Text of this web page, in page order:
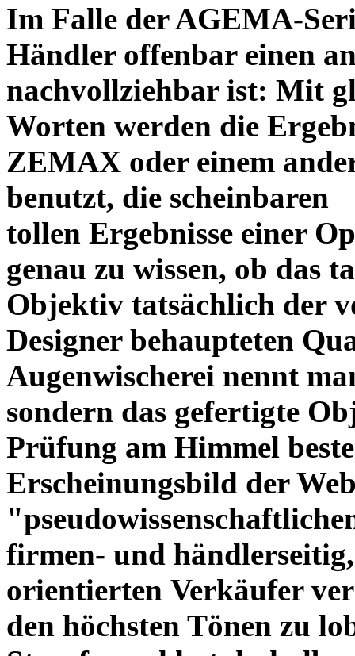
Im Falle der AGEMA-
Händler offenbar einen
nachvollziehbar ist: Mit
Worten werden die
ZEMAX oder einem
benutzt, die scheinbaren
tollen Ergebnisse einer
genau zu wissen, ob das
Objektiv tatsächlich der
Designer behaupteten
Augenwischerei nennt
sondern das gefertigte
Prüfung am Himmel
Erscheinungsbild der
firmen- und
orientierten Verkäufer
den höchsten Tönen zu